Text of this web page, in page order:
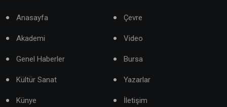
Anasayfa Çevre
Akademi Video
Genel Haberler Bursa
Kültür Sanat Yazarlar
Künye İletişim